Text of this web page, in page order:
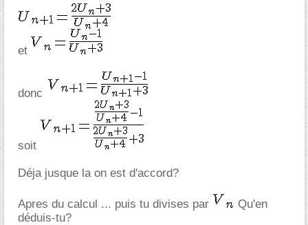
et
donc
soit
Déja jusque la on est d'accord?
Apres du calcul ... puis tu divises par
Qu'en
déduis-tu?